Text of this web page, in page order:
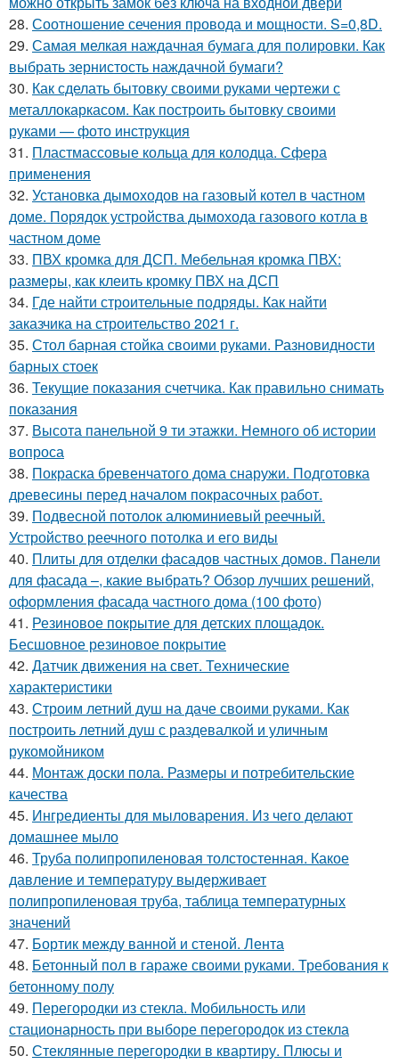
28. Соотношение сечения провода и мощности. S=0,8D.
29. Самая мелкая наждачная бумага для полировки. Как
выбрать зернистость наждачной бумаги?
30. Как сделать бытовку своими руками чертежи с
металлокаркасом. Как построить бытовку своими
руками — фото инструкция
31. Пластмассовые кольца для колодца. Сфера
применения
32. Установка дымоходов на газовый котел в частном
доме. Порядок устройства дымохода газового котла в
частном доме
33. ПВХ кромка для ДСП. Мебельная кромка ПВХ:
размеры, как клеить кромку ПВХ на ДСП
34. Где найти строительные подряды. Как найти
заказчика на строительство 2021 г.
35. Стол барная стойка своими руками. Разновидности
барных стоек
36. Текущие показания счетчика. Как правильно снимать
показания
37. Высота панельной 9 ти этажки. Немного об истории
вопроса
38. Покраска бревенчатого дома снаружи. Подготовка
древесины перед началом покрасочных работ.
39. Подвесной потолок алюминиевый реечный.
Устройство реечного потолка и его виды
40. Плиты для отделки фасадов частных домов. Панели
для фасада –, какие выбрать? Обзор лучших решений,
оформления фасада частного дома (100 фото)
41. Резиновое покрытие для детских площадок.
Бесшовное резиновое покрытие
42. Датчик движения на свет. Технические
характеристики
43. Строим летний душ на даче своими руками. Как
построить летний душ с раздевалкой и уличным
рукомойником
44. Монтаж доски пола. Размеры и потребительские
качества
45. Ингредиенты для мыловарения. Из чего делают
домашнее мыло
46. Труба полипропиленовая толстостенная. Какое
давление и температуру выдерживает
полипропиленовая труба, таблица температурных
значений
47. Бортик между ванной и стеной. Лента
48. Бетонный пол в гараже своими руками. Требования к
бетонному полу
49. Перегородки из стекла. Мобильность или
стационарность при выборе перегородок из стекла
50. Стеклянные перегородки в квартиру. Плюсы и